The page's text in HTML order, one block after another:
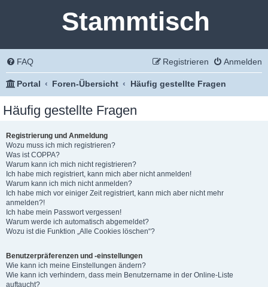
Stammtisch
FAQ Anmelden
Registrieren
Portal Foren-Übersicht Häufig gestellte Fragen
Häufig gestellte Fragen
Registrierung und Anmeldung
Wozu muss ich mich registrieren?
Was ist COPPA?
Warum kann ich mich nicht registrieren?
Ich habe mich registriert, kann mich aber nicht anmelden!
Warum kann ich mich nicht anmelden?
Ich habe mich vor einiger Zeit registriert, kann mich aber nicht mehr
anmelden?!
Ich habe mein Passwort vergessen!
Warum werde ich automatisch abgemeldet?
Wozu ist die Funktion „Alle Cookies löschen“?
Benutzerpräferenzen und -einstellungen
Wie kann ich meine Einstellungen ändern?
Wie kann ich verhindern, dass mein Benutzername in der Online-Liste
auftaucht?